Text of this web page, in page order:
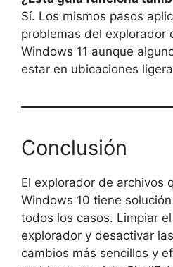
Sí. Los mismos pasos
problemas del explorador
Windows 11 aunque
estar en ubicaciones
Conclusión
El explorador de archivos
Windows 10 tiene
todos los casos. Limpiar
explorador y desactivar
cambios más sencillos y